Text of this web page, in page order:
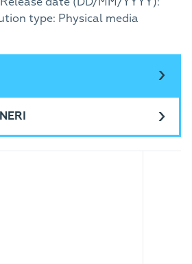
type: Physical media